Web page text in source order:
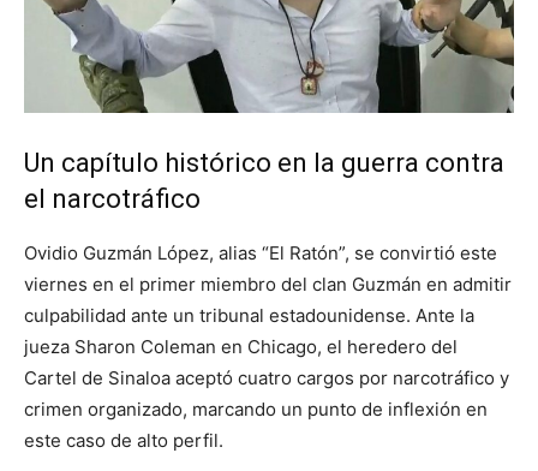
Un capítulo histórico en la guerra contra
el narcotráfico
Ovidio Guzmán López, alias “El Ratón”, se convirtió este
viernes en el primer miembro del clan Guzmán en admitir
culpabilidad ante un tribunal estadounidense. Ante la
jueza Sharon Coleman en Chicago, el heredero del
Cartel de Sinaloa aceptó cuatro cargos por narcotráfico y
crimen organizado, marcando un punto de inflexión en
este caso de alto perfil.